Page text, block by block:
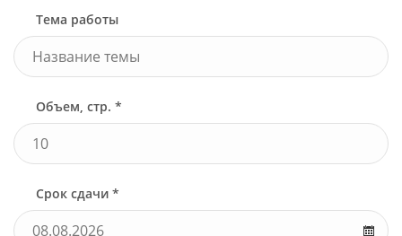
Тема работы
Объем, стр. *
Срок сдачи *